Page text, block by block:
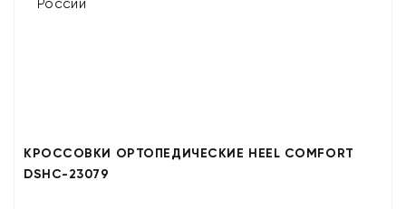
КРОССОВКИ ОРТОПЕДИЧЕСКИЕ HEEL COMFORT
DSHC-23079